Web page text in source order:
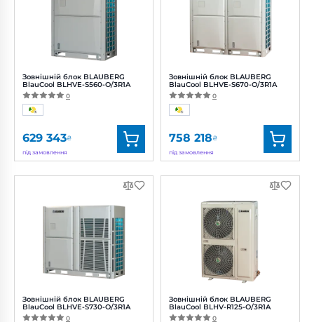
Зовнішній блок BLAUBERG
BlauCool BLHVE-S560-O/3R1A
0
629 343₴
під замовлення
Бренд:
Blauberg
0688391729
Потужність:24400 Вт
Зовнішній блок BLAUBERG
BlauCool BLHVE-S670-O/3R1A
0
758 218₴
під замовлення
Бренд:
Blauberg
0688390914
Потужність: 26200 Вт
Зовнішній блок BLAUBERG
BlauCool BLHVE-S730-O/3R1A
0
Зовнішній блок BLAUBERG
BlauCool BLHV-R125-O/3R1A
0